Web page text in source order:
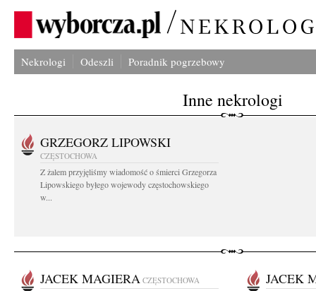
Nekrologi Odeszli Poradnik pogrzebowy
Inne nekrologi
GRZEGORZ LIPOWSKI
CZĘSTOCHOWA
Z żalem przyjęliśmy wiadomość o śmierci Grzegorza
Lipowskiego byłego wojewody częstochowskiego
w...
JACEK MAGIERA CZĘSTOCHOWA JACEK